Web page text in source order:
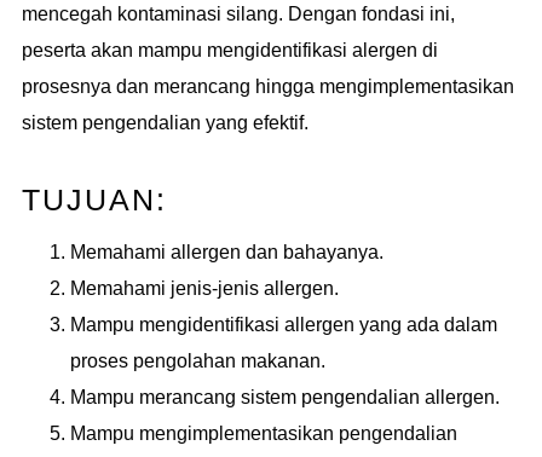
mencegah kontaminasi silang. Dengan fondasi ini,
peserta akan mampu mengidentifikasi alergen di
prosesnya dan merancang hingga mengimplementasikan
sistem pengendalian yang efektif.
TUJUAN:
Memahami allergen dan bahayanya.
Memahami jenis-jenis allergen.
Mampu mengidentifikasi allergen yang ada dalam
proses pengolahan makanan.
Mampu merancang sistem pengendalian allergen.
Mampu mengimplementasikan pengendalian